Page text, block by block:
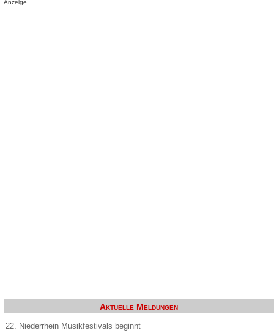
Anzeige
Aktuelle Meldungen
22. Niederrhein Musikfestivals beginnt